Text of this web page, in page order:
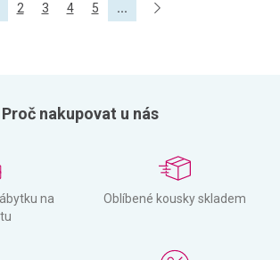
2 3 4 5 ...
Proč nakupovat u nás
na
Oblíbené kousky skladem